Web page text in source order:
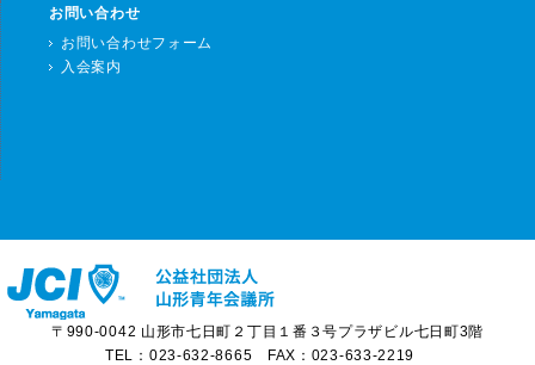
お問い合わせ
お問い合わせフォーム
入会案内
〒990-0042 山形市七日町２丁目１番３号プラザビル七日町3階
TEL：023-632-8665 FAX：023-633-2219